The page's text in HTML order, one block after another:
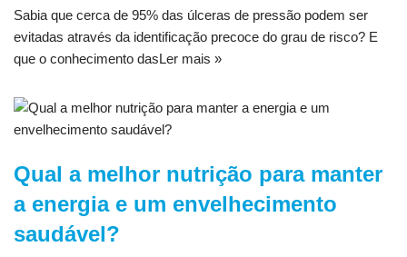
Sabia que cerca de 95% das úlceras de pressão podem ser
evitadas através da identificação precoce do grau de risco? E
que o conhecimento dasLer mais »
Qual a melhor nutrição para manter
a energia e um envelhecimento
saudável?